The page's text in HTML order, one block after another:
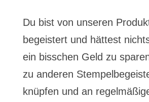
Du bist von unseren
begeistert und hättest
ein bisschen Geld zu
zu anderen
knüpfen und an